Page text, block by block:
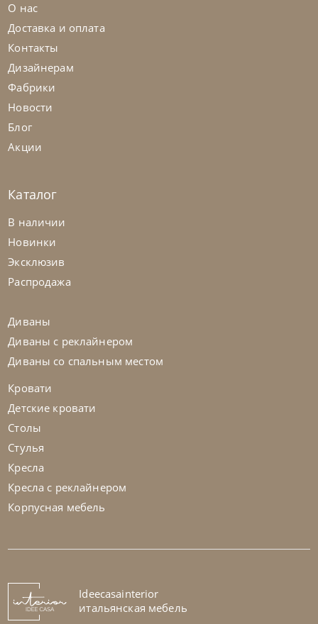
Twils
Кровать Frick
Кровать B-Curve
На заказ 45-90 дн
О нас
Доставка и оплата
Контакты
Дизайнерам
Фабрики
Новости
Блог
Акции
Каталог
В наличии
Новинки
Эксклюзив
Распродажа
Диваны
Диваны с реклайнером
Диваны со спальным местом
Кровати
Детские кровати
Столы
Стулья
Кресла
Кресла с реклайнером
Корпусная мебель
Ideecasainterior
итальянская мебель